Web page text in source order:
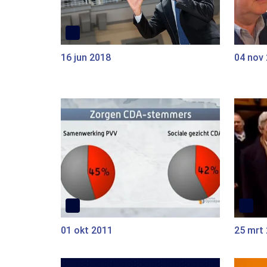
16 jun 2018 04 nov
01 okt 2011 25 mrt